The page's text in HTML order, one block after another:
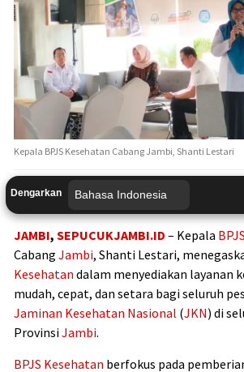
Kepala BPJS Kesehatan Cabang Jambi, Shanti Lestari
Dengarkan
JAMBI, SEPUCUKJAMBI.ID – Kepala
Cabang Jambi, Shanti Lestari,
Kesehatan dalam menyediakan layanan
mudah, cepat, dan setara bagi seluruh
Jaminan Kesehatan Nasional (JKN) di
ProvinsiJambi.
BPJS Kesehatan berfokus pada